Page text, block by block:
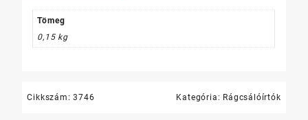
Tömeg
0,15 kg
Cikkszám:3746 Kategória: Rágcsálóírtók